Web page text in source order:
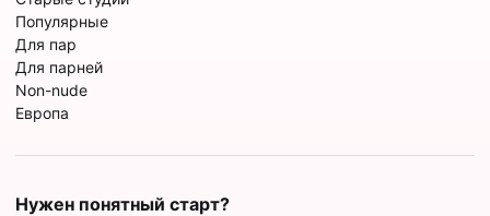
Популярные
Для пар
Для парней
Non-nude
Европа
Нужен понятный старт?